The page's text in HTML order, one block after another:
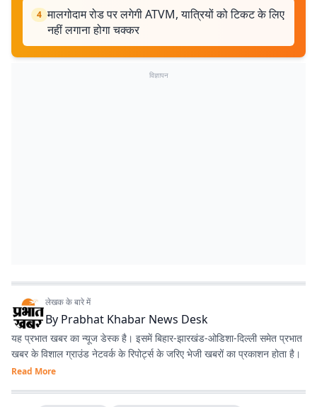
4 मालगोदाम रोड पर लगेगी ATVM, यात्रियों को टिकट के लिए
नहीं लगाना होगा चक्कर
विज्ञापन
लेखक के बारे में
By Prabhat Khabar News Desk
यह प्रभात खबर का न्यूज डेस्क है। इसमें बिहार-झारखंड-ओडिशा-दिल्‍ली समेत प्रभात
खबर के विशाल ग्राउंड नेटवर्क के रिपोर्ट्स के जरिए भेजी खबरों का प्रकाशन होता है।
Read More